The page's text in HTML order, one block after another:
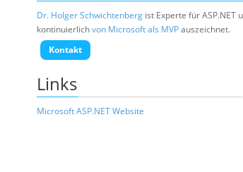
Dr. Holger Schwichtenberg ist Experte für ASP.NET
kontinuierlichvon Microsoft als MVPauszeichnet.
Kontakt
Links
Microsoft ASP.NET Website